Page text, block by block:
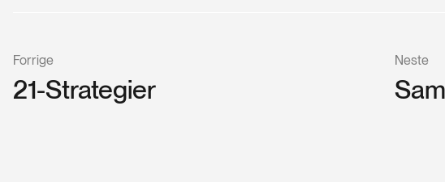
Forrige
21-Strategier
Neste